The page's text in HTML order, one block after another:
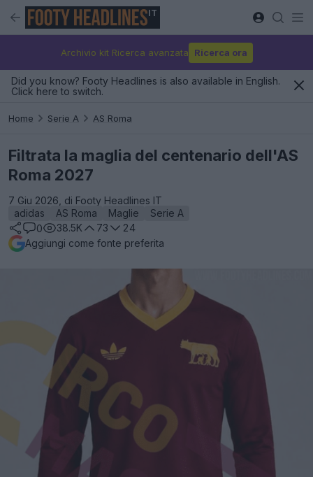
IT
Archivio kit Ricerca avanzata Ricerca ora
Did you know? Footy Headlines is also available in English.
Click here to switch.
Home Serie A AS Roma
Filtrata la maglia del centenario dell'AS
Roma 2027
7 Giu 2026, di Footy Headlines IT
adidas
AS Roma Maglie
Serie A
0
38.5K 73
24
Aggiungi come fonte preferita